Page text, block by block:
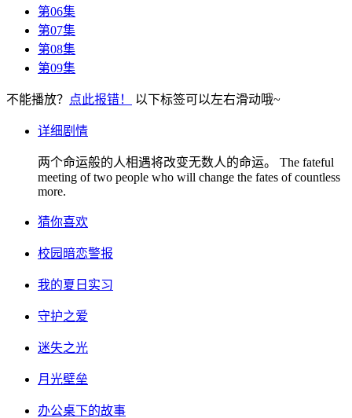
第06集
第07集
第08集
第09集
不能播放？ 点此报错！ 以下标签可以左右滑动哦~
详细剧情
两个命运般的人相遇将改变无数人的命运。 The fateful
meeting of two people who will change the fates of countless
more.
猜你喜欢
校园暗恋警报
我的夏日实习
守护之爱
迷失之光
月光壁垒
办公桌下的故事